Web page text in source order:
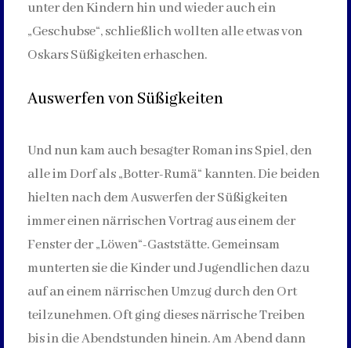
unter den Kindern hin und wieder auch ein
„Geschubse“, schließlich wollten alle etwas von
Oskars Süßigkeiten erhaschen.
Auswerfen von Süßigkeiten
Und nun kam auch besagter Roman ins Spiel, den
alle im Dorf als „Botter-Rumä“ kannten. Die beiden
hielten nach dem Auswerfen der Süßigkeiten
immer einen närrischen Vortrag aus einem der
Fenster der „Löwen“-Gaststätte. Gemeinsam
munterten sie die Kinder und Jugendlichen dazu
auf an einem närrischen Umzug durch den Ort
teilzunehmen. Oft ging dieses närrische Treiben
bis in die Abendstunden hinein. Am Abend dann